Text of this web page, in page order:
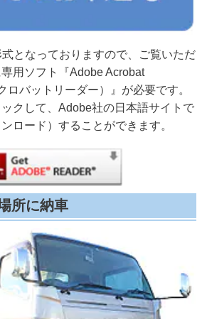
となっておりますので、ご覧いただ
用ソフト『Adobe Acrobat
ロバットリーダー）』が必要です。
クして、Adobe社の日本語サイトで
ロード）することができます。
所に納車